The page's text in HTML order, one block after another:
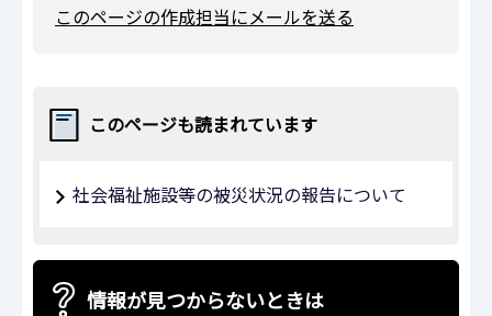
このページの作成担当にメールを送る
このページも読まれています
社会福祉施設等の被災状況の報告について
情報が見つからないときは